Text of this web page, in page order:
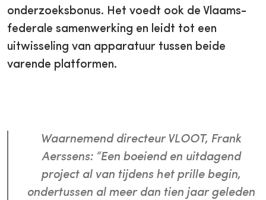
onderzoeksbonus. Het voedt ook de Vlaams-
federale samenwerking en leidt tot een
uitwisseling van apparatuur tussen beide
varende platformen.
Waarnemend directeur VLOOT, Frank
Aerssens: “Een boeiend en uitdagend
project al van tijdens het prille begin,
ondertussen al meer dan tien jaar geleden